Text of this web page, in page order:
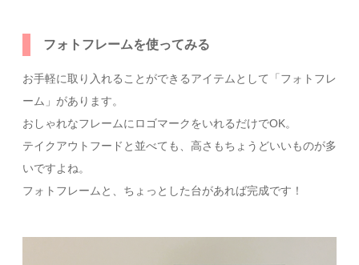
フォトフレームを使ってみる
お手軽に取り入れることができるアイテムとして「フォトフレ
ーム」があります。
おしゃれなフレームにロゴマークをいれるだけでOK。
テイクアウトフードと並べても、高さもちょうどいいものが多
いですよね。
フォトフレームと、ちょっとした台があれば完成です！